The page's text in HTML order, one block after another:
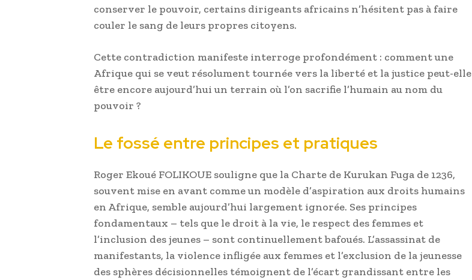
conserver le pouvoir, certains dirigeants africains n’hésitent pas à faire
couler le sang de leurs propres citoyens.
Cette contradiction manifeste interroge profondément : comment une
Afrique qui se veut résolument tournée vers la liberté et la justice peut-elle
être encore aujourd’hui un terrain où l’on sacrifie l’humain au nom du
pouvoir ?
Le fossé entre principes et pratiques
Roger Ekoué FOLIKOUE souligne que la Charte de Kurukan Fuga de 1236,
souvent mise en avant comme un modèle d’aspiration aux droits humains
en Afrique, semble aujourd’hui largement ignorée. Ses principes
fondamentaux – tels que le droit à la vie, le respect des femmes et
l’inclusion des jeunes – sont continuellement bafoués. L’assassinat de
manifestants, la violence infligée aux femmes et l’exclusion de la jeunesse
des sphères décisionnelles témoignent de l’écart grandissant entre les